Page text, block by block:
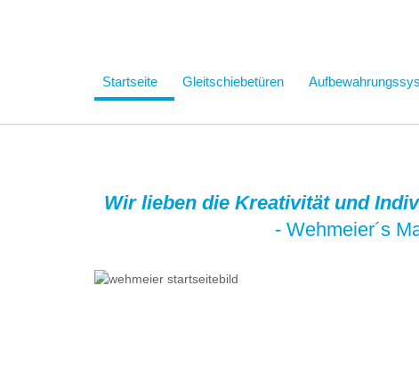
Startseite Gleitschiebetüren
Wir lieben die Kreativität und
- Wehmeier´s